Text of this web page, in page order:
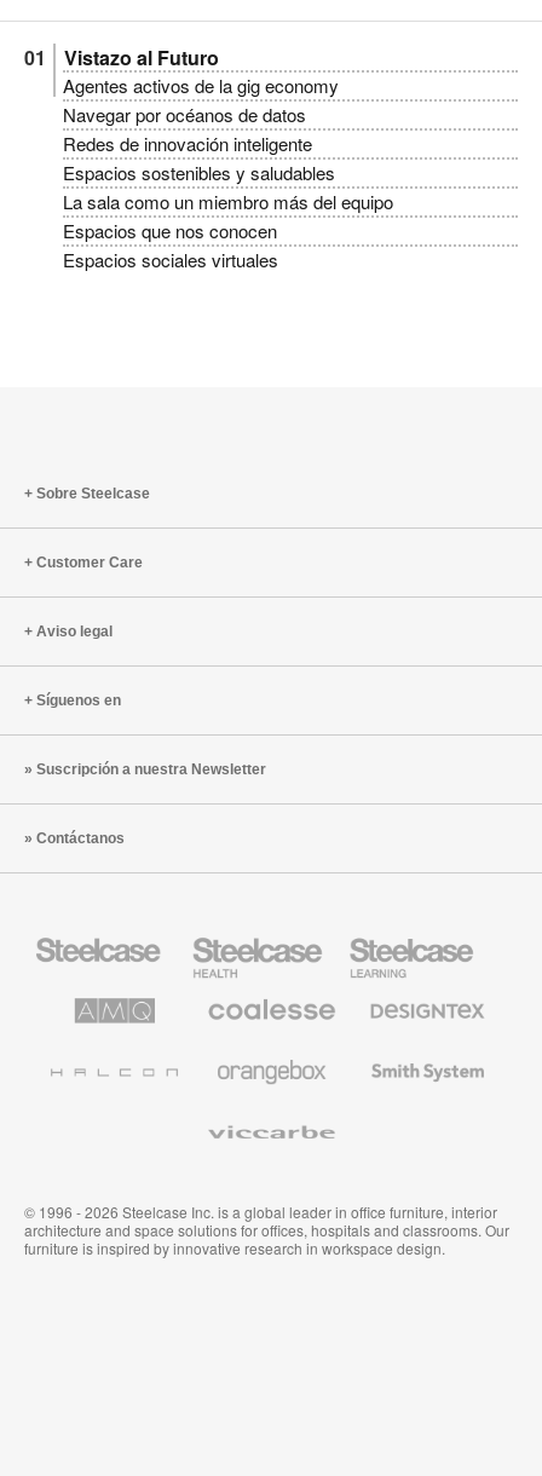
Vistazo al Futuro
Agentes activos de la gig economy
Navegar por océanos de datos
Redes de innovación inteligente
Espacios sostenibles y saludables
La sala como un miembro más del equipo
Espacios que nos conocen
Espacios sociales virtuales
Sobre Steelcase
Customer Care
Aviso legal
Síguenos en
Suscripción a nuestra Newsletter
Contáctanos
Steelcase
para
sanidad
Steelcase
para
educación
Steelcase
Solutions
premium
System
© 1996 - 2026 Steelcase Inc. is a global leader in office furniture, interior
architecture and space solutions for offices, hospitals and classrooms. Our
furniture is inspired by innovative research in workspace design.